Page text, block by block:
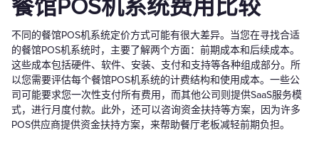
餐馆POS机系统费用比较
不同的餐馆POS机系统定价方式可能有很大差异。当您在寻找合适
的餐馆POS机系统时，主要了解两个方面：前期成本和后续成本。
这些成本包括硬件、软件、安装、支付和支持等各种组成部分。所
以您需要评估每个餐馆POS机系统的计费结构和使用成本。一些公
司可能要求您一次性支付所有费用，而其他公司则提供SaaS服务模
式，进行月度付款。此外，还可以咨询资金扶持等方案，因为许多
POS供应商提供资金扶持方案，来帮助餐厅老板减轻前期负担。